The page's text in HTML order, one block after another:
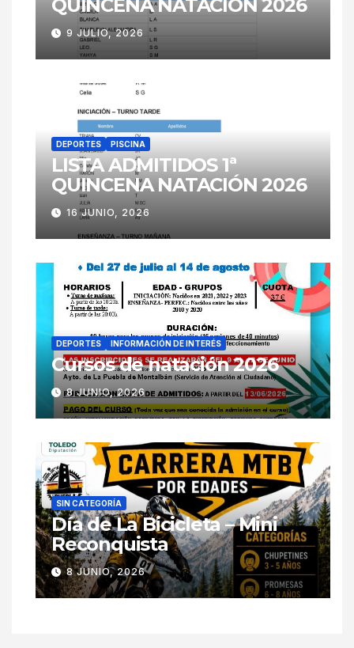
QUINCENA NATACIÓN 2026
9 JULIO, 2026
DEPORTES PISCINA
LISTA ADMITIDOS 1ª
QUINCENA NATACIÓN 2026
16 JUNIO, 2026
DEPORTES INFORMACIÓN DE INTERÉS
Cursos de natación 2026
8 JUNIO, 2026
SIN CATEGORÍA
Día de La Bicicleta – Mini
Reconquista
8 JUNIO, 2026